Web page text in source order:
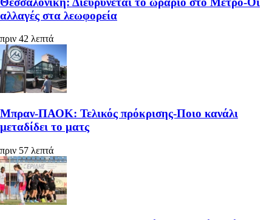
αλλαγές στα λεωφορεία
πριν 42 λεπτά
Μπραν-ΠΑΟΚ: Τελικός πρόκρισης-Ποιο κανάλι
μεταδίδει το ματς
πριν 57 λεπτά